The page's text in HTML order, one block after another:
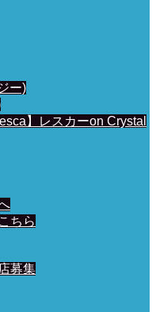
ー)
】レスカーon Crystal
ちら
募集